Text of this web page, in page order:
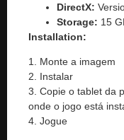
DirectX:
Storage: 15
Installation:
1. Monte a imagem
2. Instalar
3. Copie o tablet da
onde o jogo está
4. Jogue